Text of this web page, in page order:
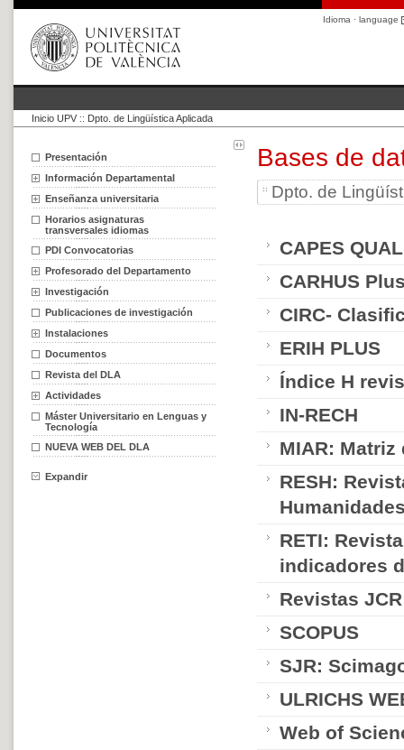
Idioma · language
Inicio UPV :: Dpto. de Lingüística Aplicada
Presentación
Información Departamental
Enseñanza universitaria
Horarios asignaturas
transversales idiomas
PDI Convocatorias
Profesorado del Departamento
Investigación
Publicaciones de investigación
Instalaciones
Documentos
Revista del DLA
Actividades
Máster Universitario en Lenguas y
Tecnología
NUEVA WEB DEL DLA
Expandir
Bases de
Dpto. de
CAPES
CARHUS
CIRC-
ERIH PLUS
Índice H
IN-RECH
MIAR:
RESH:
RETI:
indicadores
Revistas JCR
SCOPUS
SJR:
ULRICHS
Web of